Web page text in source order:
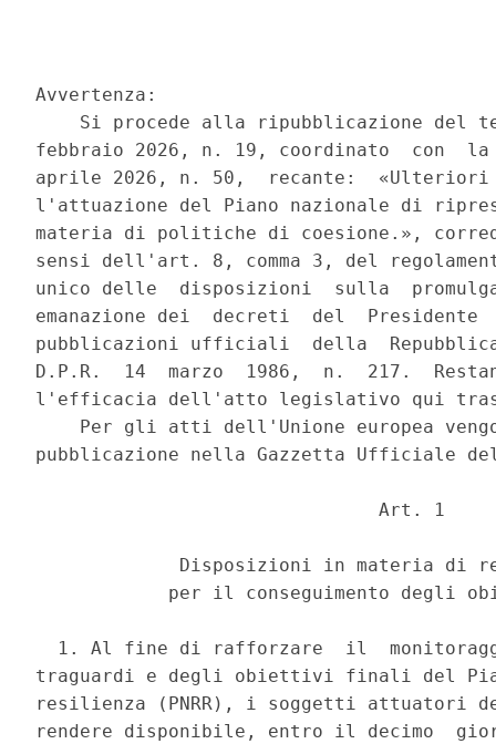
Avvertenza:
Si procede alla ripubblicazione del
febbraio 2026, n. 19, coordinato  con
aprile 2026, n. 50,  recante:
l'attuazione del Piano nazionale di
materia di politiche di coesione.»,
sensi dell'art. 8, comma 3, del
unico delle  disposizioni  sulla
emanazione dei  decreti  del
pubblicazioni ufficiali  della
D.P.R.  14  marzo  1986,  n.  217.
l'efficacia dell'atto legislativo qui
Per gli atti dell'Unione europea
pubblicazione nella Gazzetta Ufficiale
                               Art. 1
Disposizioni in materia di
per il conseguimento degli
1. Al fine di rafforzare  il
traguardi e degli obiettivi finali del
resilienza (PNRR), i soggetti attuatori
rendere disponibile, entro il decimo